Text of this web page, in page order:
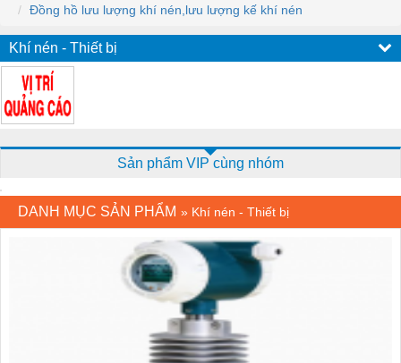
Đồng hồ lưu lượng khí nén,lưu lượng kế khí nén
Khí nén - Thiết bị
Sản phẩm VIP cùng nhóm
DANH MỤC SẢN PHẨM » Khí nén - Thiết bị